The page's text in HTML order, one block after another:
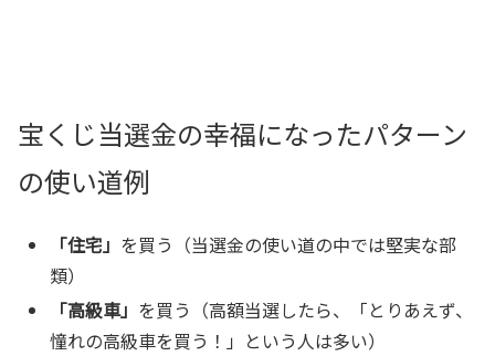
宝くじ当選金の幸福になったパターン
の使い道例
「住宅」 を買う（当選金の使い道の中では堅実な部
類）
「高級車」 を買う（高額当選したら、「とりあえず、
憧れの高級車を買う！」という人は多い）